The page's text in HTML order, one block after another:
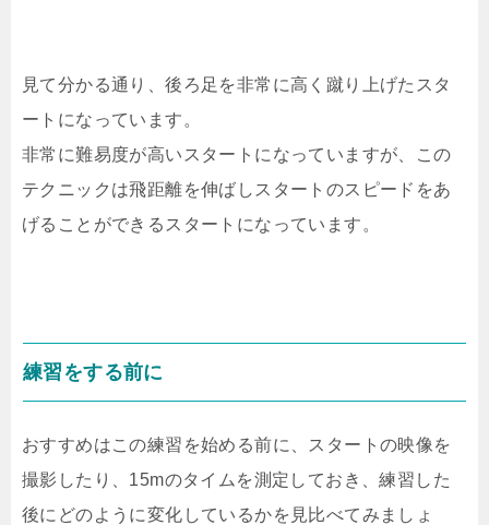
見て分かる通り、後ろ足を非常に高く蹴り上げたスタ
ートになっています。
非常に難易度が高いスタートになっていますが、この
テクニックは飛距離を伸ばしスタートのスピードをあ
げることができるスタートになっています。
練習をする前に
おすすめはこの練習を始める前に、スタートの映像を
撮影したり、15mのタイムを測定しておき、練習した
後にどのように変化しているかを見比べてみましょ